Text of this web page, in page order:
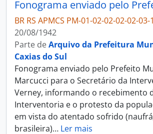
BR RS APMCS PM-01-02-02-02-02-03-1
20/08/1942
Parte deArquivo da Prefeitura
Caxias do Sul
Fonograma enviado pelo Prefeito
Marcucci para o Secretário da
Verney, informando o recebimento
Interventoria e o protesto da
em vista do atentado sofrido
brasileira)… Ler mais